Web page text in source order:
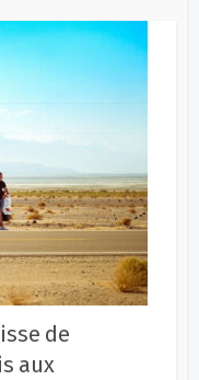
de
aux